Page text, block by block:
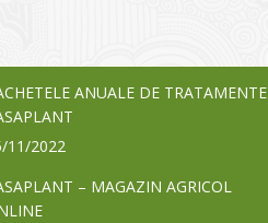
ANUALE DE TRATAMENTE
11/2022
– MAGAZIN AGRICOL